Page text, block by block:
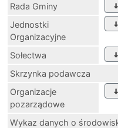
Rada Gminy
Jednostki
Organizacyjne
Sołectwa
Skrzynka podawcza
Organizacje
pozarządowe
Wykaz danych o